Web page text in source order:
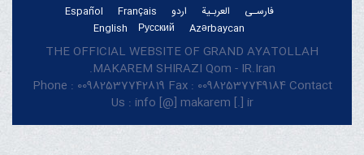
فارسـی العربـیة اردو Français
Español
Azərbaycan
Русский
English
THE OFFICIAL WEBSITE OF GRAND AYATOLLAH
MAKAREM SHIRAZI Qom - IR.Iran.
Phone : 00982537742819 Fax : 00982537749184 Contact
Us : info [@] makarem [.] ir